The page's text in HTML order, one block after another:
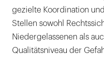
gezielte Koordination
Stellen sowohl
Niedergelassenen als
Qualitätsniveau der